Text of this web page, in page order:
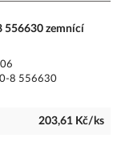
556630 zemnící
8 556630
203,61 Kč/ks